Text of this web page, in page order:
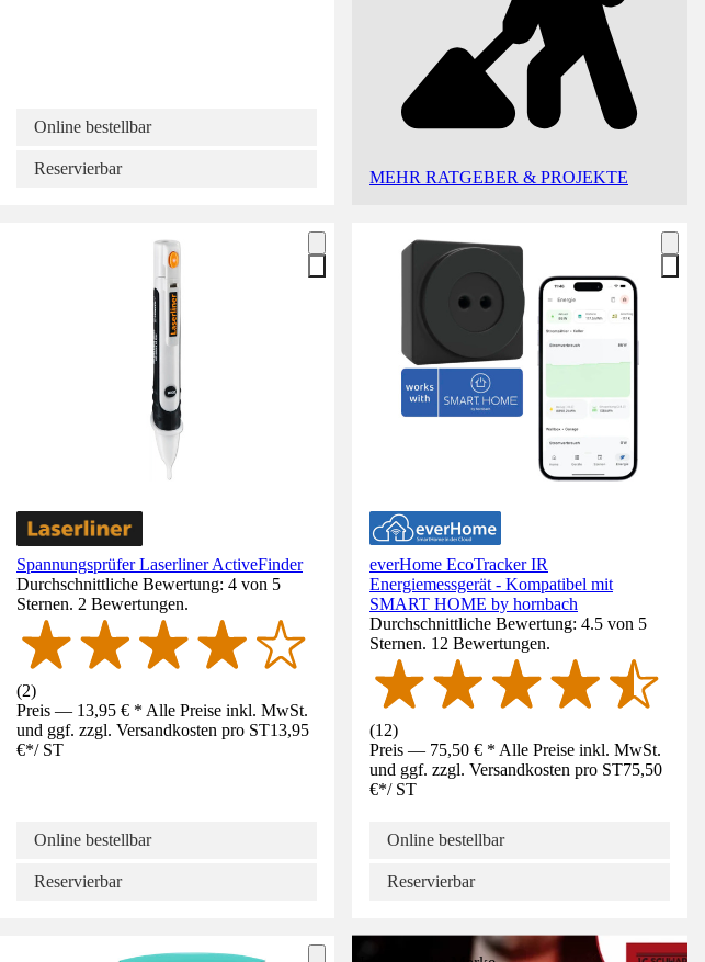
Online bestellbar
Reservierbar MEHR RATGEBER & PROJEKTE
Spannungsprüfer Laserliner ActiveFinder
Durchschnittliche Bewertung: 4 von 5
Sternen. 2 Bewertungen.
(2)
Preis — 13,95 € * Alle Preise inkl. MwSt.
und ggf. zzgl. Versandkosten pro ST13,95
€*/ ST
Online bestellbar
Reservierbar
everHome EcoTracker IR
Energiemessgerät - Kompatibel mit
SMART HOME by hornbach
Durchschnittliche Bewertung: 4.5 von 5
Sternen. 12 Bewertungen.
(12)
Preis — 75,50 € * Alle Preise inkl. MwSt.
und ggf. zzgl. Versandkosten pro ST75,50
€*/ ST
Online bestellbar
Reservierbar